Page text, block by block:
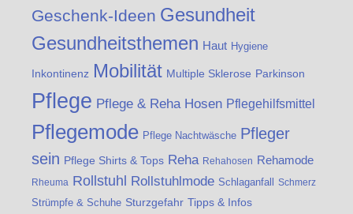
Geschenk-Ideen Gesundheit
Gesundheitsthemen Haut Hygiene
Inkontinenz Mobilität Multiple Sklerose Parkinson
Pflege Pflege & Reha Hosen Pflegehilfsmittel
Pflegemode Pflege Nachtwäsche Pfleger
sein Pflege Shirts & Tops Reha Rehahosen Rehamode
Rheuma Rollstuhl Rollstuhlmode Schlaganfall Schmerz
Strümpfe & Schuhe Sturzgefahr Tipps & Infos